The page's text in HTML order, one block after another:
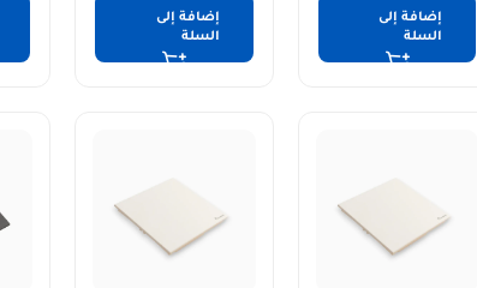
إضافة إلى
السلة
إضافة إلى
السلة